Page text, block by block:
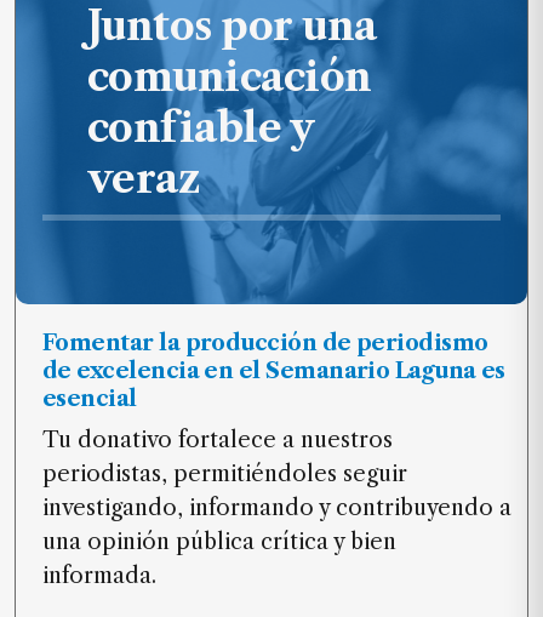
Juntos por una
comunicación
confiable y
veraz
Fomentar la producción de periodismo
de excelencia en el Semanario Laguna es
esencial
Tu donativo fortalece a nuestros
periodistas, permitiéndoles seguir
investigando, informando y contribuyendo a
una opinión pública crítica y bien
informada.